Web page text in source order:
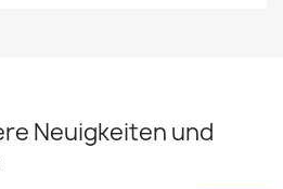
Neuigkeiten und